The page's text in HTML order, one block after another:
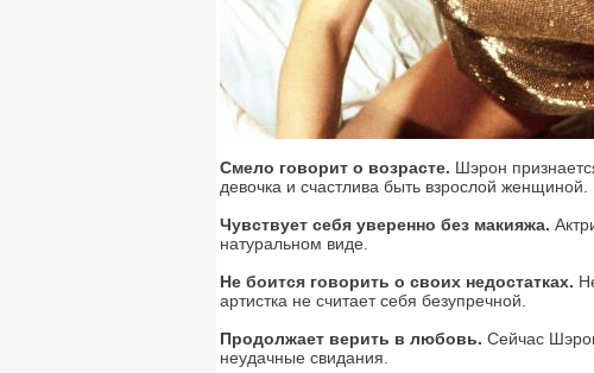
Смело говорит о возрасте. Шэрон
девочка и счастлива быть взрослой женщиной.
Чувствует себя уверенно без макияжа.
натуральном виде.
Не боится говорить о своих недостатках.
артистка не считает себя безупречной.
Продолжает верить в любовь. Сейчас
неудачные свидания.